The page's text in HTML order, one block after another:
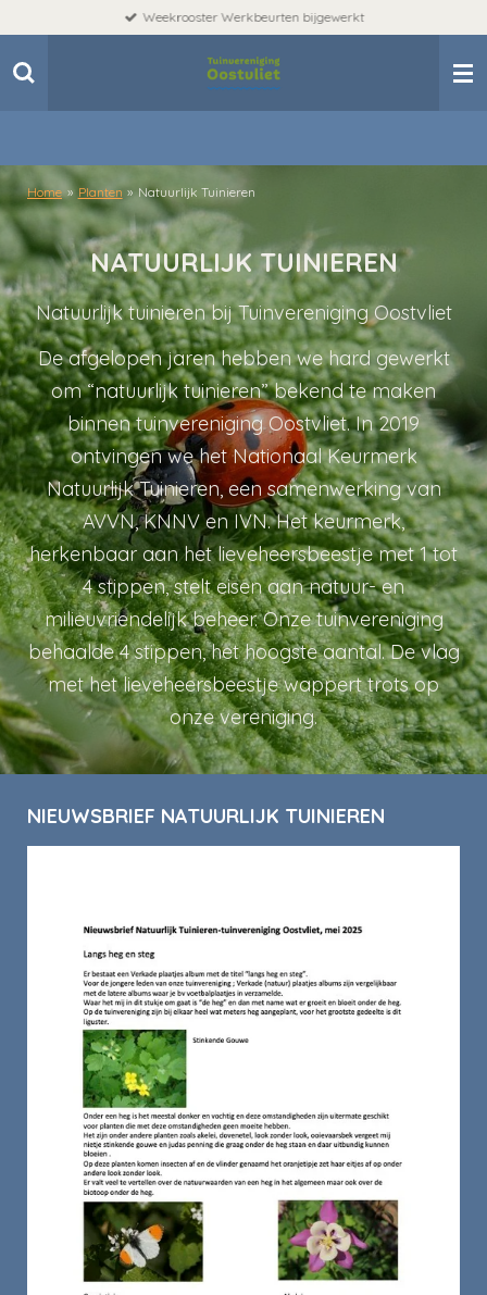
naar
hoofdinhoud
Weekrooster Werkbeurten bijgewerkt
Home » Planten » Natuurlijk Tuinieren
NATUURLIJK TUINIEREN
Natuurlijk tuinieren bij Tuinvereniging Oostvliet
De afgelopen jaren hebben we hard gewerkt
om “natuurlijk tuinieren” bekend te maken
binnen tuinvereniging Oostvliet. In 2019
ontvingen we het Nationaal Keurmerk
Natuurlijk Tuinieren, een samenwerking van
AVVN, KNNV en IVN. Het keurmerk,
herkenbaar aan het lieveheersbeestje met 1 tot
4 stippen, stelt eisen aan natuur- en
milieuvriendelijk beheer. Onze tuinvereniging
behaalde 4 stippen, het hoogste aantal. De vlag
met het lieveheersbeestje wappert trots op
onze vereniging.
NIEUWSBRIEF NATUURLIJK TUINIEREN